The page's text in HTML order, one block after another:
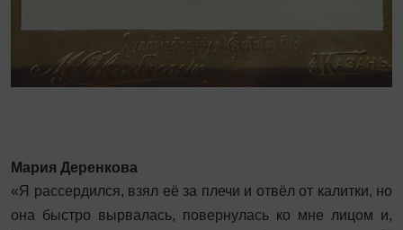
Мария Деренкова
«Я рассердился, взял её за плечи и отвёл от калитки, но
она быстро вырвалась, повернулась ко мне лицом и,